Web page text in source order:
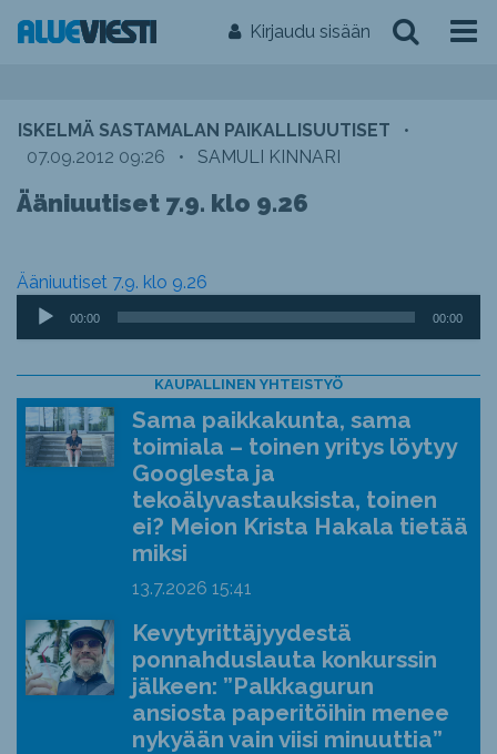
Kirjaudu sisään
ISKELMÄ SASTAMALAN PAIKALLISUUTISET
•
07.09.2012 09:26
• SAMULI KINNARI
Ääniuutiset 7.9. klo 9.26
Ääniuutiset 7.9. klo 9.26
Äänitoistin
00:00 00:00
KAUPALLINEN YHTEISTYÖ
Sama paikkakunta, sama
toimiala – toinen yritys löytyy
Googlesta ja
tekoälyvastauksista, toinen
ei? Meion Krista Hakala tietää
miksi
13.7.2026 15:41
Kevytyrittäjyydestä
ponnahduslauta konkurssin
jälkeen: ”Palkkagurun
ansiosta paperitöihin menee
nykyään vain viisi minuuttia”